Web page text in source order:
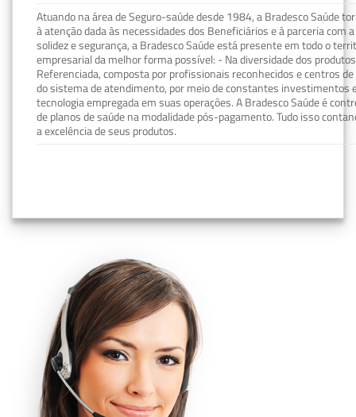
Atuando na área de Seguro-saúde desde 1984, a Bradesco Saúde
à atenção dada às necessidades dos Beneficiários e à parceria com
solidez e segurança, a Bradesco Saúde está presente em todo o
empresarial da melhor forma possível: - Na diversidade dos
Referenciada, composta por profissionais reconhecidos e centros
do sistema de atendimento, por meio de constantes investimentos
tecnologia empregada em suas operações. A Bradesco Saúde é
de planos de saúde na modalidade pós-pagamento. Tudo isso
a excelência de seus produtos.